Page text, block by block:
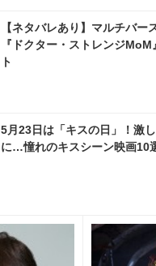
【ネタバレあり】マルチバー
『ドクター・ストレンジ
ト
5月23日は「キスの日」！激
に…憧れのキスシーン映画10